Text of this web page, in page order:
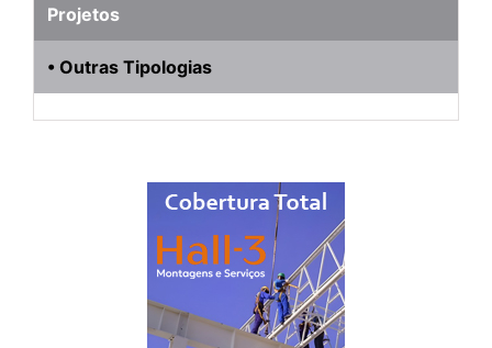
Projetos
• Outras Tipologias